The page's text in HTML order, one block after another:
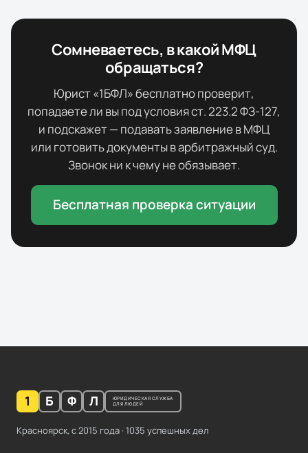
Сомневаетесь, в какой МФЦ
обращаться?
Юрист «1БФЛ» бесплатно проверит,
попадаете ли вы под условия ст. 223.2 ФЗ-127,
и подскажет — подавать заявление в МФЦ
или готовить документы в арбитражный суд.
Звонок ни к чему не обязывает.
Бесплатная проверка ситуации
1 Б Ф Л
ЮРИДИЧЕСКАЯ СЛУЖБА
ДЛЯ ЛЮДЕЙ
Красноярск, с 2015 года · 1035 успешных дел